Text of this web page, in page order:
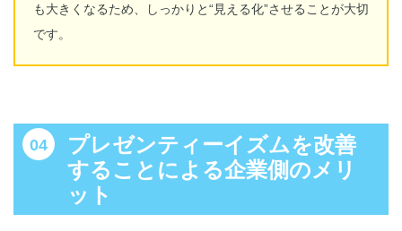
も大きくなるため、しっかりと“見える化”させることが大切
です。
プレゼンティーイズムを改善
することによる企業側のメリ
ット